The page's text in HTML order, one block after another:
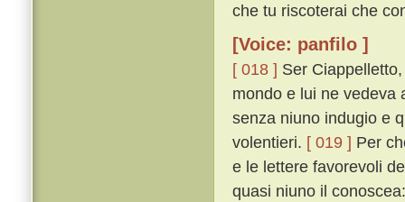
che tu riscoterai che
[Voice: panfilo ]
[ 018 ] Ser
mondo e lui ne vedeva
senza niuno indugio e
volentieri. [ 019 ] Per
e le lettere favorevoli
quasi niuno il